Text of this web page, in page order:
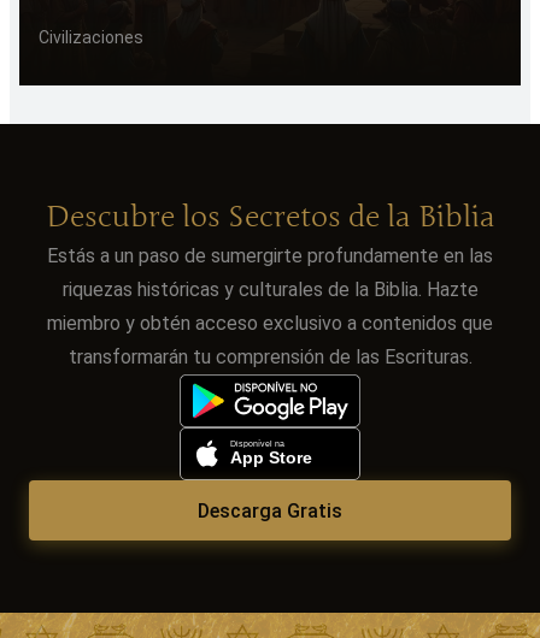
Civilizaciones
Descubre los Secretos de la Biblia
Estás a un paso de sumergirte profundamente en las
riquezas históricas y culturales de la Biblia. Hazte
miembro y obtén acceso exclusivo a contenidos que
transformarán tu comprensión de las Escrituras.
Descarga Gratis